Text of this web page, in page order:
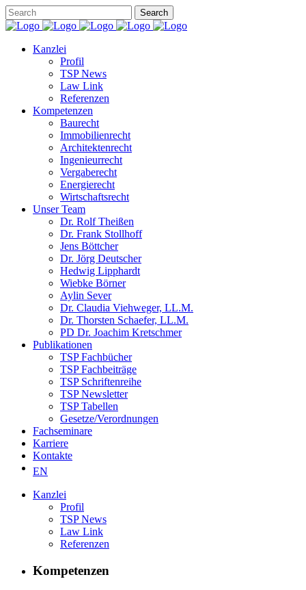
Kanzlei
Profil
TSP News
Law Link
Referenzen
Kompetenzen
Baurecht
Immobilienrecht
Architektenrecht
Ingenieurrecht
Vergaberecht
Energierecht
Wirtschaftsrecht
Unser Team
Dr. Rolf Theißen
Dr. Frank Stollhoff
Jens Böttcher
Dr. Jörg Deutscher
Hedwig Lipphardt
Wiebke Börner
Aylin Sever
Dr. Claudia Viehweger, LL.M.
Dr. Thorsten Schaefer, LL.M.
PD Dr. Joachim Kretschmer
Publikationen
TSP Fachbücher
TSP Fachbeiträge
TSP Schriftenreihe
TSP Newsletter
TSP Tabellen
Gesetze/Verordnungen
Fachseminare
Karriere
Kontakte
EN
Kanzlei
Profil
TSP News
Law Link
Referenzen
Kompetenzen